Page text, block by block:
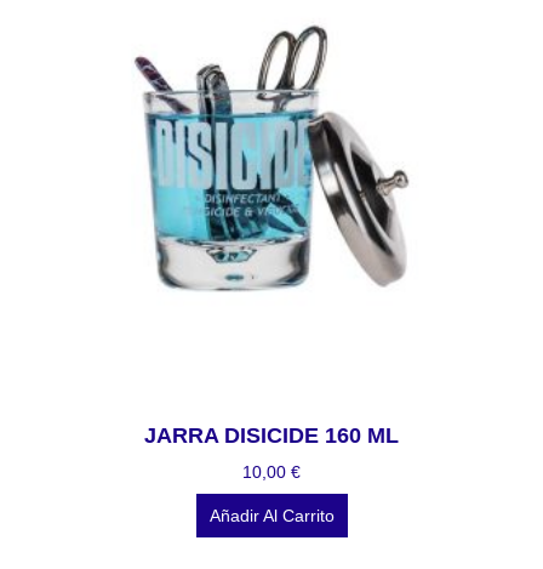
JARRA DISICIDE 160 ML
10,00 €
Añadir Al Carrito